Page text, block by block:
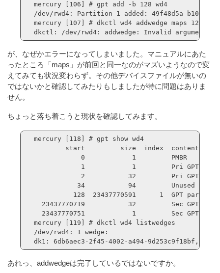
mercury [106] # gpt add -b 128 wd4
/dev/rwd4: Partition 1 added: 49f48d5a-b10e-11dc-
mercury [107] # dkctl wd4 addwedge maps 128
dkctl: /dev/rwd4: addwedge: Invalid argument
が、なぜかエラーになってしまいました。マニュアルにあた
ったところ「maps」が前回と同一なのがマズいようなので変
えてみても状況変わらず。その他デバイスファイルが無いの
ではないかと確認してみたりもしましたが特に問題はありま
せん。
ちょっと落ち着こうと現状を確認してみます。
mercury [118] # gpt show wd4
        start         size  index  contents
            0            1         PMBR
1            1         Pri GPT
2           32         Pri GPT
           34           94         Unused
128  23437770591      1  GPT part -
23437770719           32         Sec GPT
23437770751            1         Sec GPT
mercury [119] # dkctl wd4 listwedges
/dev/rwd4: 1 wedge:
dk1: 6db6aec3-2f45-4002-a494-9d253c9f18bf,
あれっ、addwedgeは完了しているではないですか。